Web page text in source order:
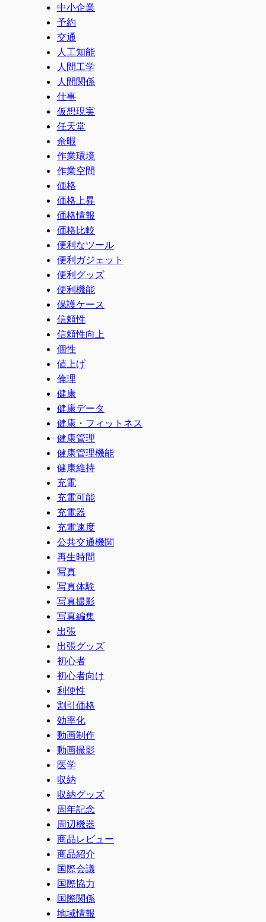
中小企業
予約
交通
人工知能
人間工学
人間関係
仕事
仮想現実
任天堂
余暇
作業環境
作業空間
価格
価格上昇
価格情報
価格比較
便利なツール
便利ガジェット
便利グッズ
便利機能
保護ケース
信頼性
信頼性向上
個性
値上げ
倫理
健康
健康データ
健康・フィットネス
健康管理
健康管理機能
健康維持
充電
充電可能
充電器
充電速度
公共交通機関
再生時間
写真
写真体験
写真撮影
写真編集
出張
出張グッズ
初心者
初心者向け
利便性
割引価格
効率化
動画制作
動画撮影
医学
収納
収納グッズ
周年記念
周辺機器
商品レビュー
商品紹介
国際会議
国際協力
国際関係
地域情報